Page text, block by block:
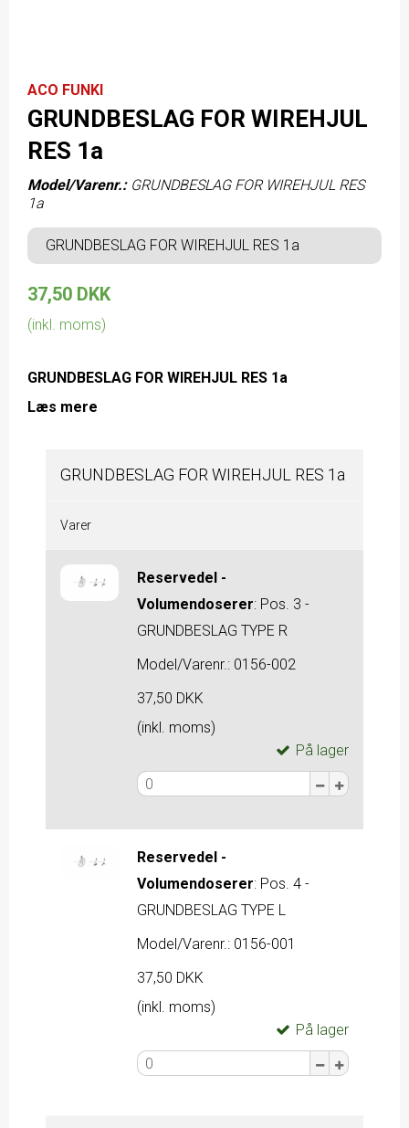
ACO FUNKI
GRUNDBESLAG FOR WIREHJUL
RES 1a
Model/Varenr.: GRUNDBESLAG FOR WIREHJUL RES
1a
GRUNDBESLAG FOR WIREHJUL RES 1a
37,50 DKK
(inkl. moms)
GRUNDBESLAG FOR WIREHJUL RES 1a
Læs mere
GRUNDBESLAG FOR WIREHJUL RES 1a
Varer
Reservedel -
Volumendoserer: Pos. 3 -
GRUNDBESLAG TYPE R
Model/Varenr.: 0156-002
37,50 DKK
(inkl. moms)
På lager
Reservedel -
Volumendoserer: Pos. 4 -
GRUNDBESLAG TYPE L
Model/Varenr.: 0156-001
37,50 DKK
(inkl. moms)
På lager